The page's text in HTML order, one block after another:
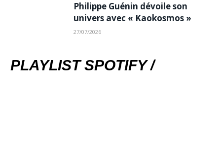
Philippe Guénin dévoile son
univers avec « Kaokosmos »
27/07/2026
PLAYLIST SPOTIFY /